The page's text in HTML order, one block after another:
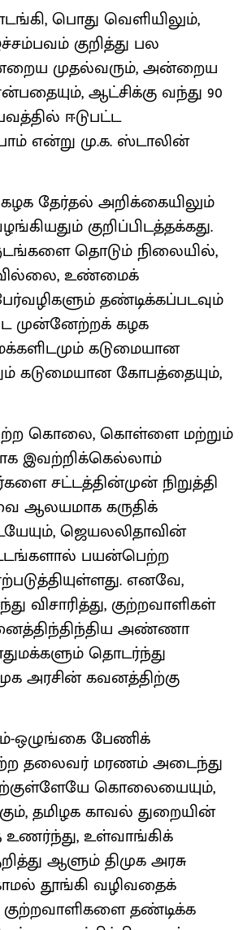
பொது வெளியிலும்,
குறித்து பல
முதல்வரும், அன்றைய
ஆட்சிக்கு வந்து 90
ஈடுபட்ட
என்று மு.க. ஸ்டாலின்
கழக தேர்தல் அறிக்கையிலும்
குறிப்பிடத்தக்கது.
தொடும் நிலையில்,
உண்மைக்
தண்டிக்கப்படவும்
முன்னேற்றக் கழக
கடுமையான
கடுமையான கோபத்தையும்,
கொலை, கொள்ளை மற்றும்
இவற்றிக்கெல்லாம்
சட்டத்தின்முன் நிறுத்தி
ஆலயமாக கருதிக்
ஜெயலலிதாவின்
பயன்பெற்ற
எனவே,
குற்றவாளிகள்
அண்ணா
தொடர்ந்து
அரசின் கவனத்திற்கு
ஒழுங்கை பேணிக்
தலைவர் மரணம் அடைந்து
கொலையையும்,
தமிழக காவல் துறையின்
உணர்ந்து, உள்வாங்கிக்
ஆளும் திமுக அரசு
தூங்கி வழிவதைக்
குற்றவாளிகளை தண்டிக்க